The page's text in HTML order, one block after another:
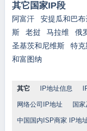
其它国家IP段
阿富汗 安提瓜和巴布
斯
老挝 马拉维 俄
圣基茨和尼维斯
特克
和富图纳
其它 IP地址信息
网络公司IP地址 国
中国国内ISP商家 IP地